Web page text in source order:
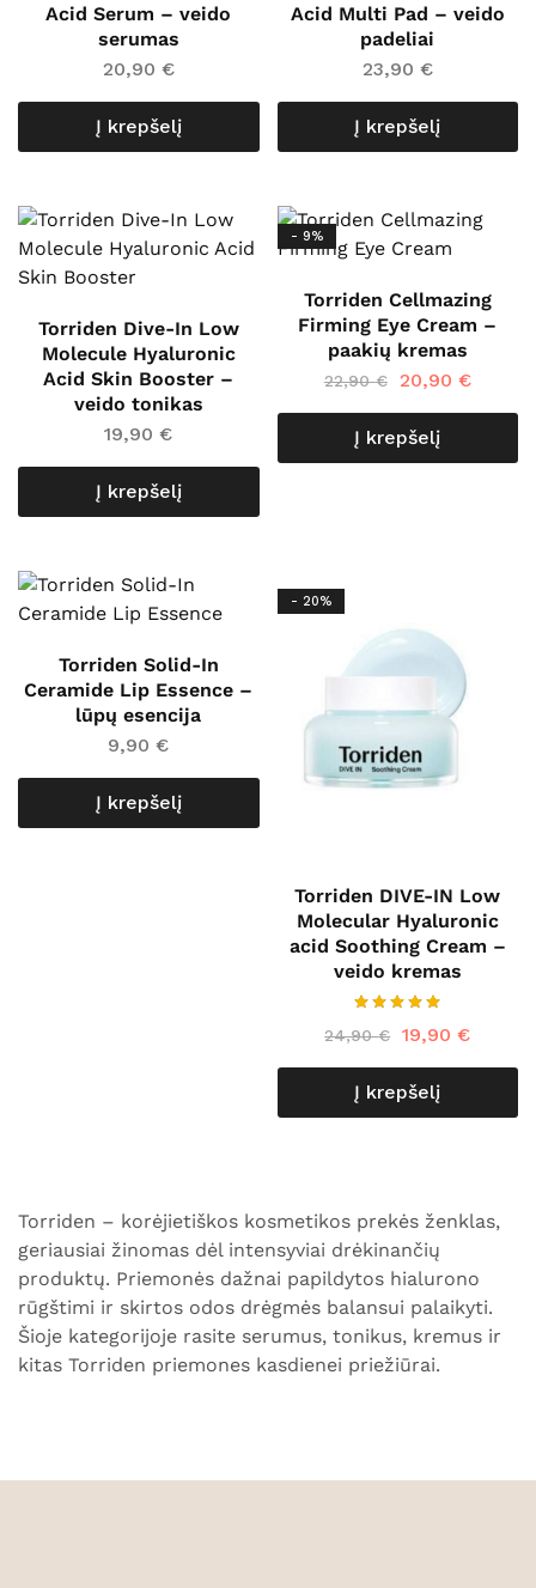
Acid Serum – veido
serumas
20,90 €
Į krepšelį
Acid Multi Pad – veido
padeliai
23,90 €
Į krepšelį
Torriden Dive-In Low
Molecule Hyaluronic
Acid Skin Booster –
veido tonikas
19,90€
Į krepšelį
- 9%
Torriden Cellmazing
Firming Eye Cream –
paakių kremas
22,90€ 20,90 €
Į krepšelį
Torriden Solid-In
Ceramide Lip Essence –
lūpų esencija
9,90€
Į krepšelį
- 20%
Torriden DIVE-IN Low
Molecular Hyaluronic
acid Soothing Cream –
veido kremas
24,90€ 19,90€
Į krepšelį
Torriden – korėjietiškos kosmetikos prekės ženklas,
geriausiai žinomas dėl intensyviai drėkinančių
produktų. Priemonės dažnai papildytos hialurono
rūgštimi ir skirtos odos drėgmės balansui palaikyti.
Šioje kategorijoje rasite serumus, tonikus, kremus ir
kitas Torriden priemones kasdienei priežiūrai.